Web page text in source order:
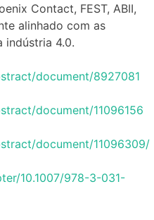
Contact, FEST, ABII,
alinhado com as
indústria 4.0.
document/8927081
document/11096156
document/11096309/
10.1007/978-3-031-